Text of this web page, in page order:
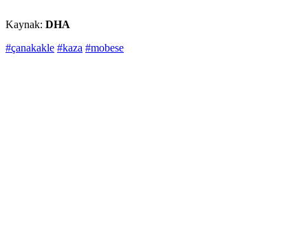
Kaynak: DHA
#çanakakle #kaza #mobese